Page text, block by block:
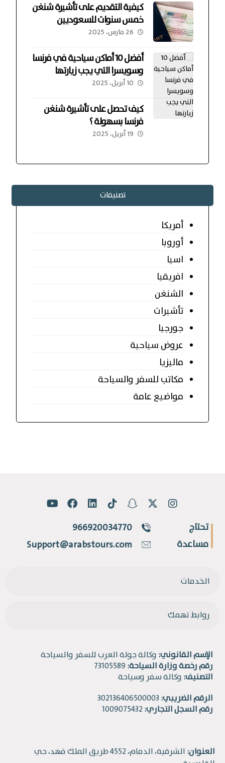
كيفية التقديم على تأشيرة شنغن
خمس سنوات للسعوديين
26 مارس، 2025
أفضل 10 أماكن سياحية في فرنسا
وسويسرا التي يجب زيارتها
10 أبريل، 2025
كيف تحصل على تأشيرة شنغن
فرنسا بسهولة ؟
19 أبريل، 2025
تصنيفات
أمريكا
أوروبا
اسيا
افريقيا
الشنغن
تأشيرات
جورجيا
عروض سياحية
ماليزيا
مكاتب للسفر والسياحة
مواضيع عامة
تحتاج
مساعدة
966920034770
Support@arabstours.com
الخدمات
روابط تهمك
الإسم القانوني: وكالة جولة العرب للسفر والسياحة
رقم رخصة وزارة السياحة:
التصنيف: وكالة سفر وسياحة
الرقم الضريبي:
رقم السجل التجاري:
العنوان:
الشرقية، الدمام، 4552 طريق الملك فهد، حي